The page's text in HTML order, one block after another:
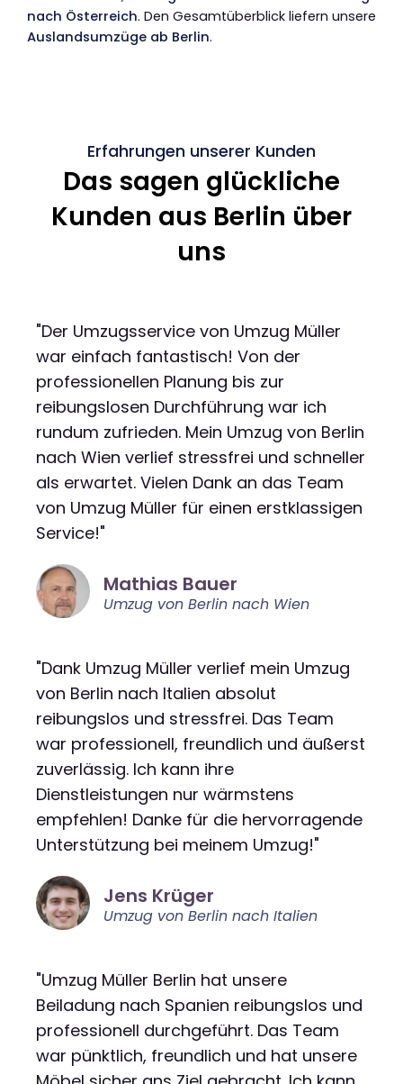
nach Österreich. Den Gesamtüberblick liefern unsere
Auslandsumzüge ab Berlin.
Erfahrungen unserer Kunden
Das sagen glückliche
Kunden aus Berlin über
uns
"Der Umzugsservice von Umzug Müller
war einfach fantastisch! Von der
professionellen Planung bis zur
reibungslosen Durchführung war ich
rundum zufrieden. Mein Umzug von Berlin
nach Wien verlief stressfrei und schneller
als erwartet. Vielen Dank an das Team
von Umzug Müller für einen erstklassigen
Service!"
Mathias Bauer
Umzug von Berlin nach Wien
"Dank Umzug Müller verlief mein Umzug
von Berlin nach Italien absolut
reibungslos und stressfrei. Das Team
war professionell, freundlich und äußerst
zuverlässig. Ich kann ihre
Dienstleistungen nur wärmstens
empfehlen! Danke für die hervorragende
Unterstützung bei meinem Umzug!"
Jens Krüger
Umzug von Berlin nach Italien
"Umzug Müller Berlin hat unsere
Beiladung nach Spanien reibungslos und
professionell durchgeführt. Das Team
war pünktlich, freundlich und hat unsere